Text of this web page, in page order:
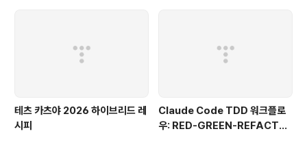
테츠 카츠야 2026 하이브리드 레
시피
Claude Code TDD 워크플로
우: RED-GREEN-REFACTO